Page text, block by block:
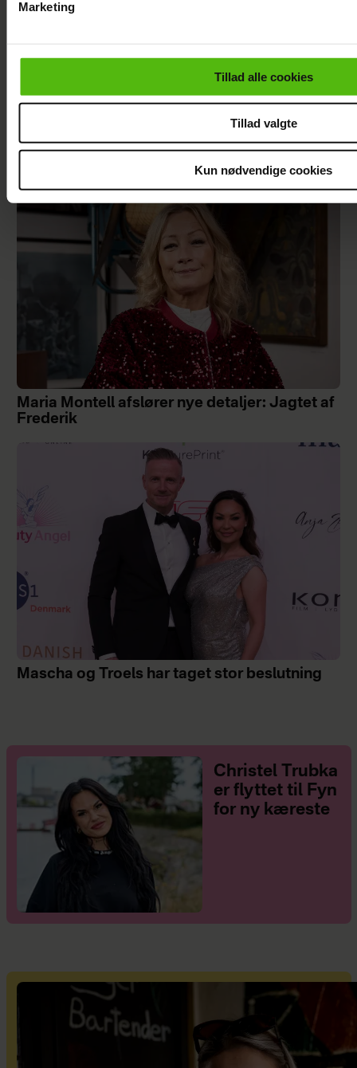
cookiepolitik.
Marketing
Tillad alle cookies
Tillad valgte
Kun nødvendige cookies
Sisse Sejr-Nørgaards krise: I bund økonomisk
Maria Montell afslører nye detaljer: Jagtet af
Frederik
Mascha og Troels har taget stor beslutning
Christel Trubka
er flyttet til Fyn
for ny kæreste